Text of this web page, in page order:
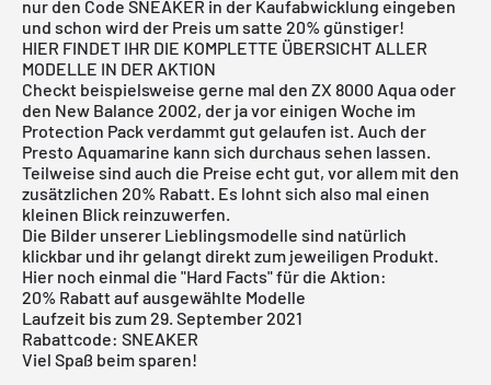
nur den Code SNEAKER in der Kaufabwicklung eingeben
und schon wird der Preis um satte 20% günstiger!
HIER FINDET IHR DIE KOMPLETTE ÜBERSICHT ALLER
MODELLE IN DER AKTION
Checkt beispielsweise gerne mal den ZX 8000 Aqua oder
den New Balance 2002, der ja vor einigen Woche im
Protection Pack verdammt gut gelaufen ist. Auch der
Presto Aquamarine kann sich durchaus sehen lassen.
Teilweise sind auch die Preise echt gut, vor allem mit den
zusätzlichen 20% Rabatt. Es lohnt sich also mal einen
kleinen Blick reinzuwerfen.
Die Bilder unserer Lieblingsmodelle sind natürlich
klickbar und ihr gelangt direkt zum jeweiligen Produkt.
Hier noch einmal die "Hard Facts" für die Aktion:
20% Rabatt auf ausgewählte Modelle
Laufzeit bis zum 29. September 2021
Rabattcode: SNEAKER
Viel Spaß beim sparen!